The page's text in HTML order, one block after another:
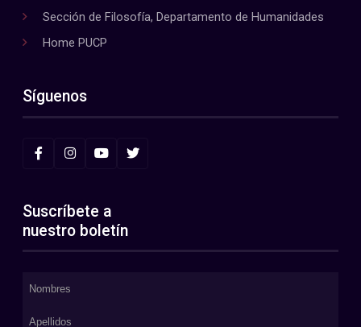
Sección de Filosofía, Departamento de Humanidades
Home PUCP
Síguenos
Suscríbete a
nuestro boletín